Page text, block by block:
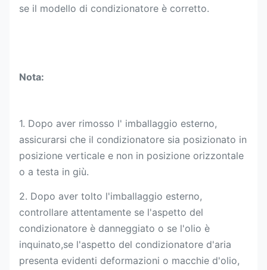
se il modello di condizionatore è corretto.
Nota:
1. Dopo aver rimosso l' imballaggio esterno,
assicurarsi che il condizionatore sia posizionato in
posizione verticale e non in posizione orizzontale
o a testa in giù.
2. Dopo aver tolto l'imballaggio esterno,
controllare attentamente se l'aspetto del
condizionatore è danneggiato o se l'olio è
inquinato,se l'aspetto del condizionatore d'aria
presenta evidenti deformazioni o macchie d'olio,